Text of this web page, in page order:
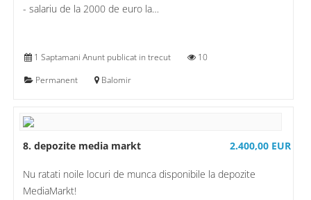
- salariu de la 2000 de euro la…
1 Saptamani Anunt publicat in trecut
10
Permanent
Balomir
8. depozite media markt 2.400,00 EUR
Nu ratati noile locuri de munca disponibile la depozite
MediaMarkt!